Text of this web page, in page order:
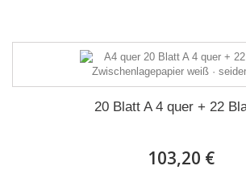
20 Blatt A 4 quer + 22
103,20 €